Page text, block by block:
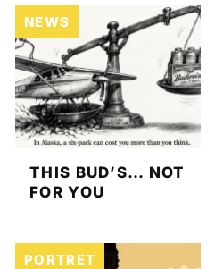
NEWS
THIS BUD’S… NOT
FOR YOU
PORTRET